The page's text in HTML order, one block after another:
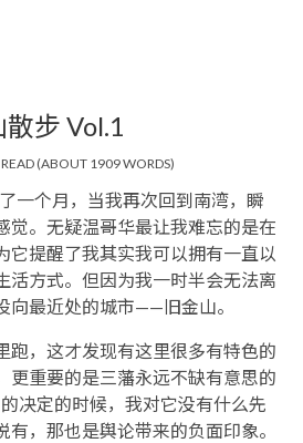
步 Vol.1
(ABOUT 1909 WORDS)
一个月，当我再次回到南湾，瞬
觉。无疑温哥华最让我难忘的是在
它提醒了我其实我可以拥有一直以
活方式。但因为我一时半会无法离
向最近处的城市——旧金山。
跑，这才发现有这里很多有特色的
更重要的是三藩永远不缺有意思的
决定的时候，我对它没有什么先
有，那也是舆论带来的负面印象。